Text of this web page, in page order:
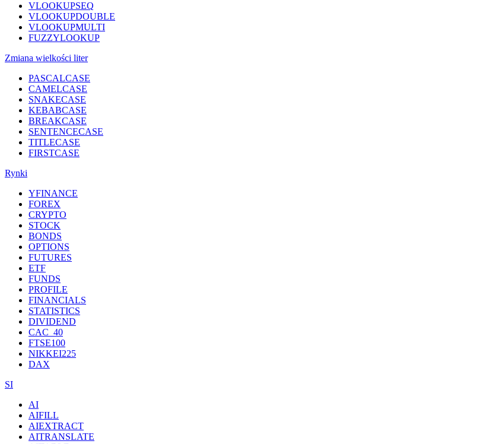
VLOOKUPSEQ
VLOOKUPDOUBLE
VLOOKUPMULTI
FUZZYLOOKUP
Zmiana wielkości liter
PASCALCASE
CAMELCASE
SNAKECASE
KEBABCASE
BREAKCASE
SENTENCECASE
TITLECASE
FIRSTCASE
Rynki
YFINANCE
FOREX
CRYPTO
STOCK
BONDS
OPTIONS
FUTURES
ETF
FUNDS
PROFILE
FINANCIALS
STATISTICS
DIVIDEND
CAC_40
FTSE100
NIKKEI225
DAX
SI
AI
AIFILL
AIEXTRACT
AITRANSLATE